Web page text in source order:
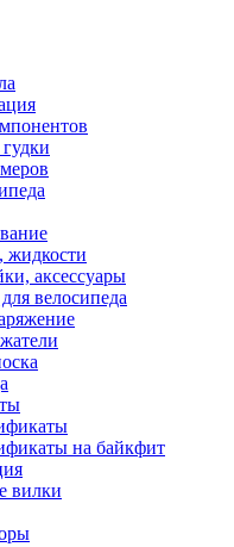
жидкости
аксессуары
велосипеда
на байкфит
вилки